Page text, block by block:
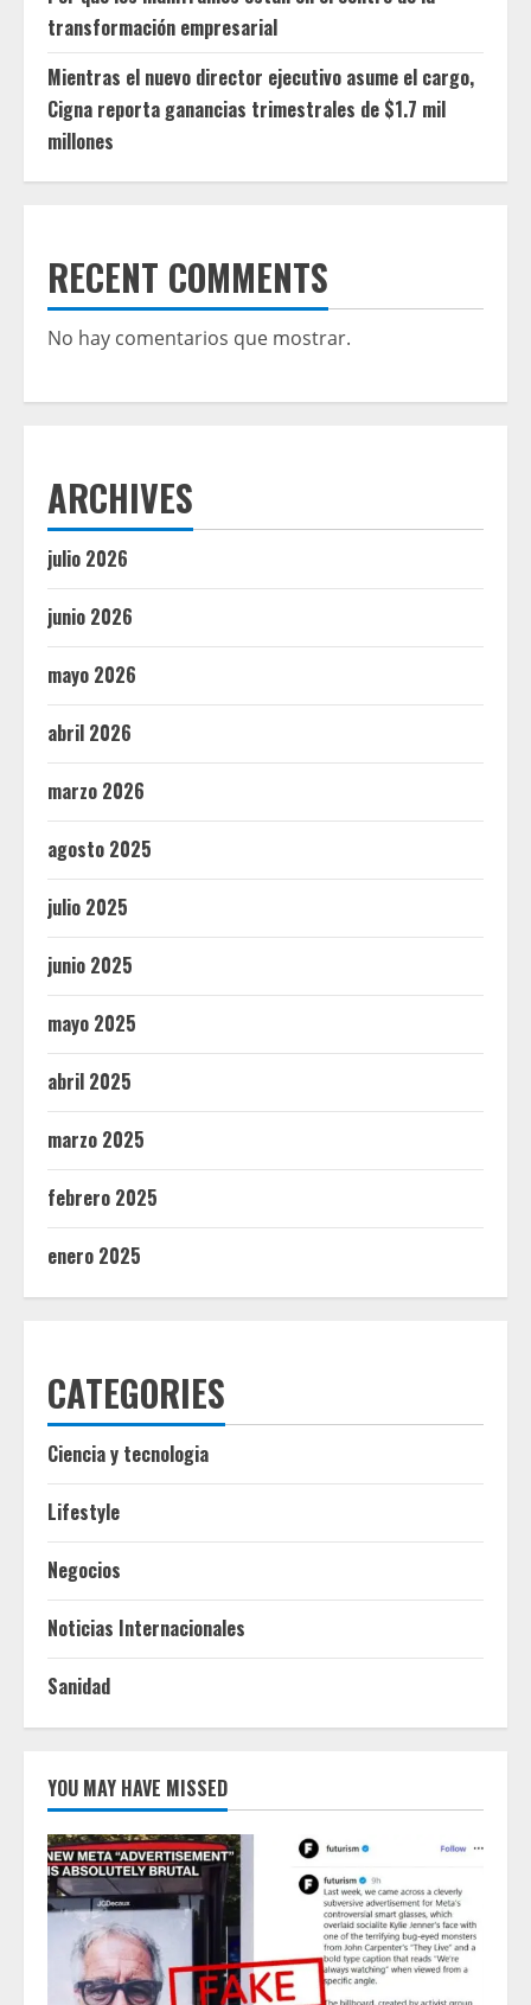
transformación empresarial
Mientras el nuevo director ejecutivo asume el cargo,
Cigna reporta ganancias trimestrales de $1.7 mil
millones
RECENT COMMENTS
No hay comentarios que mostrar.
ARCHIVES
julio 2026
junio 2026
mayo 2026
abril 2026
marzo 2026
agosto 2025
julio 2025
junio 2025
mayo 2025
abril 2025
marzo 2025
febrero 2025
enero 2025
CATEGORIES
Ciencia y tecnologia
Lifestyle
Negocios
Noticias Internacionales
Sanidad
YOU MAY HAVE MISSED